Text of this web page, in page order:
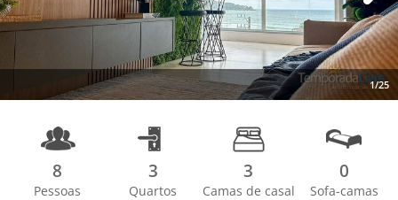
1/25
Next
8
Pessoas
3
Quartos
3
Camas de casal
0
Sofa-camas